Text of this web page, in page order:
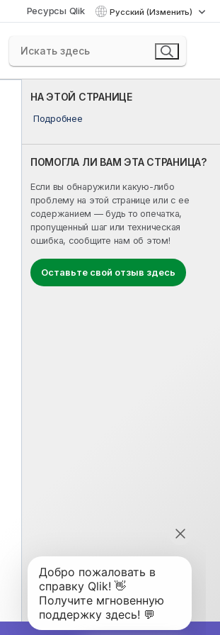
Ресурсы Qlik Русский (Изменить)
НА ЭТОЙ СТРАНИЦЕ
Подробнее
ПОМОГЛА ЛИ ВАМ ЭТА СТРАНИЦА?
Если вы обнаружили какую-либо
проблему на этой странице или с ее
содержанием — будь то опечатка,
пропущенный шаг или техническая
ошибка, сообщите нам об этом!
Оставьте свой отзыв здесь